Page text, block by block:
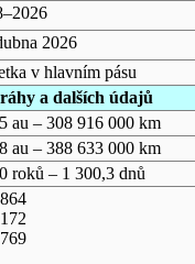
2026
v hlavním pásu
a dalších údajů
au – 308 916 000 km
au – 388 633 000 km
roků – 1 300,3 dnů